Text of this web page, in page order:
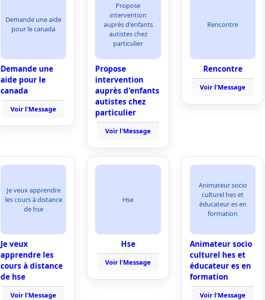
Demande une aide
pour le canada
Demande une
aide pour le
canada
Voir l'Message
Propose
intervention
auprès d'enfants
autistes chez
particulier
Propose
intervention
auprès d'enfants
autistes chez
particulier
Voir l'Message
Je veux apprendre
les cours à distance
de hse
Je veux
apprendre les
cours à distance
de hse
Voir l'Message
Hse
Hse
Voir l'Message
Rencontre
Rencontre
Voir l'Message
Animateur socio
culturel hes et
éducateur es en
formation
Animateur socio
culturel hes et
éducateur es en
formation
Voir l'Message